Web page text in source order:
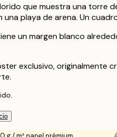
que muestra una torre
una playa de arena. Un
un margen blanco
exclusivo, originalmente